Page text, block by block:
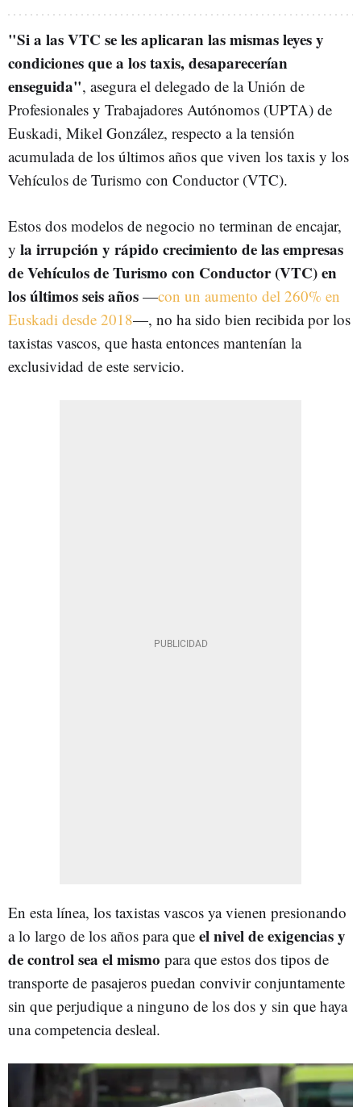
"Si a las VTC se les aplicaran las mismas leyes y
condiciones que a los taxis, desaparecerían
enseguida", asegura el delegado de la Unión de
Profesionales y Trabajadores Autónomos (UPTA) de
Euskadi, Mikel González, respecto a la tensión
acumulada de los últimos años que viven los taxis y los
Vehículos de Turismo con Conductor (VTC).
Estos dos modelos de negocio no terminan de encajar,
y la irrupción y rápido crecimiento de las empresas
de Vehículos de Turismo con Conductor (VTC) en
los últimos seis años —con un aumento del 260% en
Euskadi desde 2018—, no ha sido bien recibida por los
taxistas vascos, que hasta entonces mantenían la
exclusividad de este servicio.
En esta línea, los taxistas vascos ya vienen presionando
a lo largo de los años para que el nivel de exigencias y
de control sea el mismo para que estos dos tipos de
transporte de pasajeros puedan convivir conjuntamente
sin que perjudique a ninguno de los dos y sin que haya
una competencia desleal.